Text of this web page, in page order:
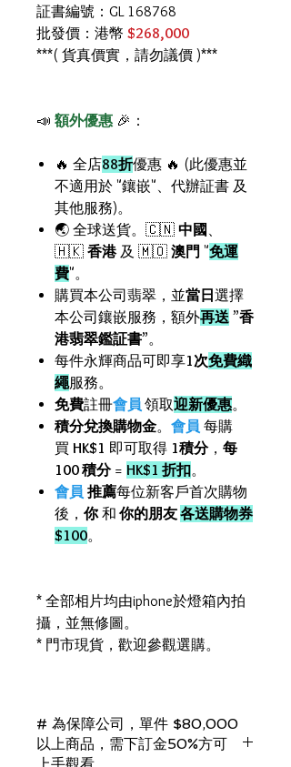
証書編號：GL 168768
批發價：港幣 $268,000
***( 貨真價實，請勿議價 )***
📣 額外優惠 🎉：
🔥 全店88折優惠 🔥 (此優惠並
不適用於 "鑲嵌"、代辦証書 及
其他服務)。
🌏 全球送貨。🇨🇳 中國 、
🇭🇰 香港及 🇲🇴 澳門 "免運
費"。
購買本公司翡翠，並當日 選擇
本公司鑲嵌服務，額外再送 ”香
港翡翠鑑証書”。
每件永輝商品可即享1次免費織
繩服務。
免費註冊會員 領取迎新優惠。
積分兌換購物金。 會員 每購
買 HK$1 即可取得 1積分， 每
100 積分= HK$1 折扣。
會員 推薦每位新客戶首次購物
後， 你和 你的朋友各送購物券
$100。
* 全部相片均由iphone於燈箱內拍
攝，並無修圖。
* 門市現貨，歡迎參觀選購。
# 為保障公司，單件 $80,000
以上商品，需下訂金50%方可